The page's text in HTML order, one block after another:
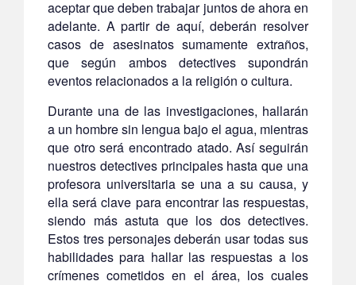
aceptar que deben trabajar juntos de ahora en
adelante. A partir de aquí, deberán resolver
casos de asesinatos sumamente extraños,
que según ambos detectives supondrán
eventos relacionados a la religión o cultura.
Durante una de las investigaciones, hallarán
a un hombre sin lengua bajo el agua, mientras
que otro será encontrado atado. Así seguirán
nuestros detectives principales hasta que una
profesora universitaria se una a su causa, y
ella será clave para encontrar las respuestas,
siendo más astuta que los dos detectives.
Estos tres personajes deberán usar todas sus
habilidades para hallar las respuestas a los
crímenes cometidos en el área, los cuales